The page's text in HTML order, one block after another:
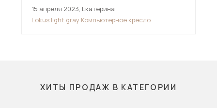
15 апреля 2023, Екатерина
Lokus light gray Компьютерное кресло
ХИТЫ ПРОДАЖ В КАТЕГОРИИ